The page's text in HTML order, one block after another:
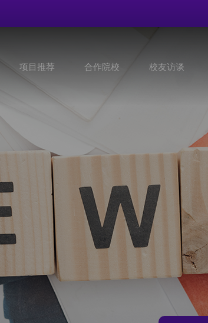
项目推荐 合作院校 校友访谈